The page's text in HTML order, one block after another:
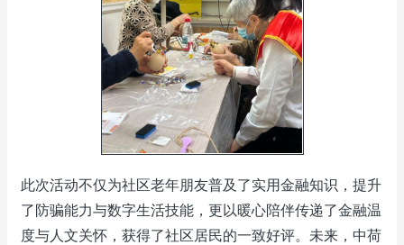
此次活动不仅为社区老年朋友普及了实用金融知识，提升
了防骗能力与数字生活技能，更以暖心陪伴传递了金融温
度与人文关怀，获得了社区居民的一致好评。未来，中荷